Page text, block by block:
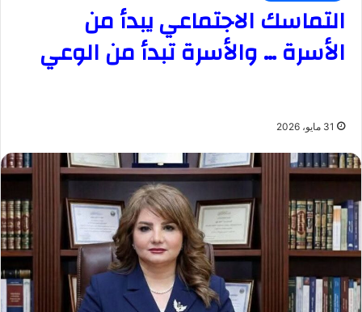
التماسك الاجتماعي يبدأ من
الأسرة … والأسرة تبدأ من الوعي
31 مايو، 2026